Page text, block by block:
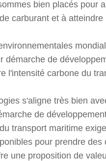
bien placés pour
carburant et à
démarche de
l'intensité carbone du
s'aligne très bien
de
transport maritime
pour prendre
une proposition de